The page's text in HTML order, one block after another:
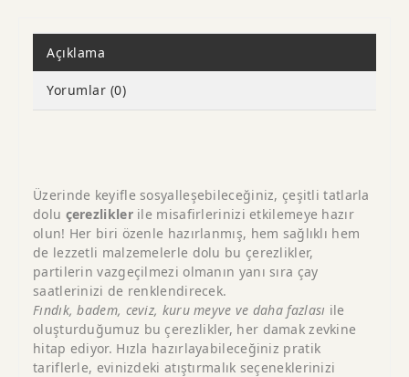
Açıklama
Yorumlar (0)
Üzerinde keyifle sosyalleşebileceğiniz, çeşitli tatlarla
dolu çerezliklerile misafirlerinizi etkilemeye hazır
olun! Her biri özenle hazırlanmış, hem sağlıklı hem
de lezzetli malzemelerle dolu bu çerezlikler,
partilerin vazgeçilmezi olmanın yanı sıra çay
saatlerinizi de renklendirecek.
Fındık, badem, ceviz, kuru meyve ve daha fazlası ile
oluşturduğumuz bu çerezlikler, her damak zevkine
hitap ediyor. Hızla hazırlayabileceğiniz pratik
tariflerle, evinizdeki atıştırmalık seçeneklerinizi